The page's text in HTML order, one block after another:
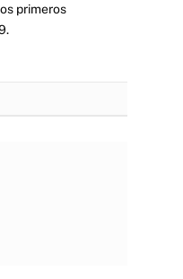
primeros